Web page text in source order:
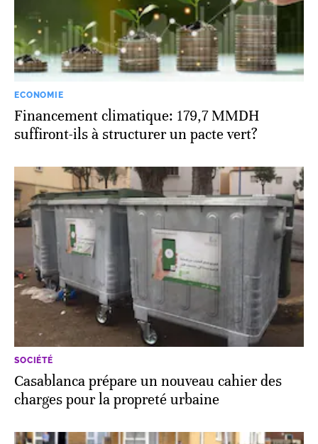
ECONOMIE
Financement climatique: 179,7 MMDH
suffiront-ils à structurer un pacte vert?
SOCIÉTÉ
Casablanca prépare un nouveau cahier des
charges pour la propreté urbaine